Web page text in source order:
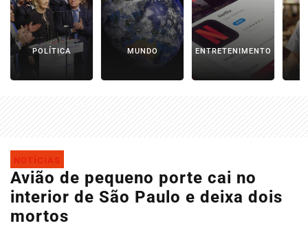
POLÍTICA MUNDO ENTRETENIMENTO
NOTÍCIAS
Avião de pequeno porte cai no
interior de São Paulo e deixa dois
mortos